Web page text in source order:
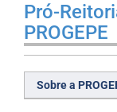
Pró-
PROGEPE
Sobre a